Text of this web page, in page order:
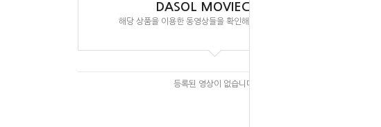
DASOL MOVIECLIPS
해당 상품을 이용한 동영상들을 확인해 보실 수 있습니다.
등록된 영상이 없습니다.